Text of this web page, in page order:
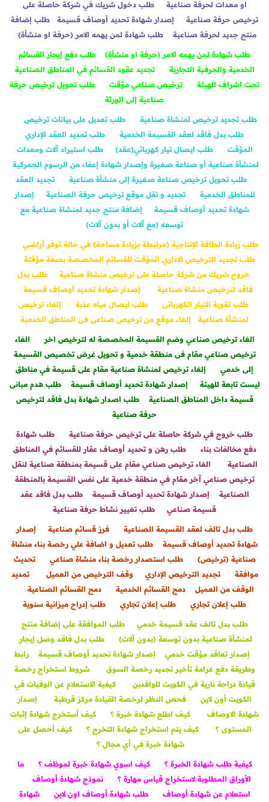
او معدات لحرفة صناعية
طلب دخول شريك في شركة حاصلة على
ترخيص حرفة صناعية
إصدار شهادة تحديد أوصاف قسيمة
طلب إضافة
منتج جديد لحرفة صناعية
طلب شهادة لمن يهمه الامر (حرفة او منشأة)
طلب شهادة لمن يهمه الامر (حرفة او منشأة)
طلب دفع إيجار القسائم
الخدمية والحرفية التجارية
تجديد عقود القسائم في المناطق الصناعية
تحت اشراف الهيئة
ترخيص صناعي مؤقت
طلب تحويل ترخيص حرفة
صناعية إلى الورثة
طلب تجديد ترخيص لمنشاة صناعية
طلب تعديل على بيانات ترخيص
طلب بدل فاقد لعقد القسيمة الخدمية
طلب تمديد العقد الإداري
المؤقت
طلب ايصال تيار كهربائي(عقد)
طلب استيراد آلات ومعدات
لمنشأة صناعية أو صناعة صغيرة وإصدار شهادة إعفاء من الرسوم الجمركية
طلب تحويل ترخيص صناعة صغيرة إلى منشأة صناعية
تجديد العقد
للمناطق الخدمية
تجديد و نقل موقع ترخيص حرفة الصناعية
إصدار
شهادة تحديد أوصاف قسيمة
إضافة منتج جديد لمنشاة صناعية مع
توسعه (مع آلات أو بدون آلات)
طلب زيادة الطاقة الإنتاجية (مرتبطة بزيادة مساحة) في حالة توفر أراضي
طلب تجديد الترخيص الاداري المؤقت للقسائم المخصصة بصفة مؤقتة
خروج شريك من شركة حاصلة على ترخيص منشاة صناعية
طلب بدل
فاقد لترخيص منشاة صناعية
إصدار شهادة تحديد أوصاف قسيمة
طلب تقوية التيار الكهربائى
طلب ايصال مياه عذبة
إلغاء ترخيص
لمنشأة صناعية
إلغاء موقع من ترخيص صناعى فى المناطق الخدمية
الغاء ترخيص صناعي وضم القسيمة المخصصة له لترخيص اخر
الغاء
ترخيص صناعي مقام فى منطقة خدمية و تحويل غرض تخصيص القسيمة
إلى خدمي
إلغاء ترخيص لمنشاة صناعية مقام على قسيمة في مناطق
ليست تابعة للهيئة
إصدار شهادة تحديد أوصاف قسيمة
طلب هدم مبانى
قسيمة داخل المناطق الصناعية
طلب اصدار شهادة بدل فاقد لترخيص
حرفة صناعية
طلب خروج في شركة حاصلة على ترخيص حرفة صناعية
طلب شهادة
دفع مخالفات بناء
طلب رهن و تحديد أوصاف عقار للقسائم في المناطق
الصناعية
الغاء ترخيص صناعي مقام على قسيمة بمنطقة صناعية لنقل
ترخيص صناعي آخر مقام في منطقة خدمية على نفس القسيمة بالمنطقة
الصناعية
إصدار شهادة تحديد أوصاف قسيمة
طلب بدل فاقد عقد
قسيمة صناعي
طلب تغيير نشاط حرفة صناعية
طلب بدل تالف لعقد القسيمة الصناعية فرز قسائم صناعية
إصدار
شهادة تحديد أوصاف قسيمة
طلب تعديل و اضافة علي رخصة بناء منشاة
صناعية (ترخيص)
طلب استصدار رخصة بناء منشاة صناعي
تحديث
موافقة
تجديد الترخيص الإداري وقف الترخيص من العميل
تمديد
الوقف من العميل
دمج القسائم الخدمية
دمج القسائم الصناعية
طلب إعلان تجاري
طلب إعلان تجاري طلب إدراج ميزانية سنوية
طلببدل تالف عقد قسيمة خدمي
طلب الموافقة على إضافة منتج
لمنشأة صناعية بدون توسعة (بدون آلات)
طلب بدل فاقد وصل إيجار
إصدار تعاقد مؤقت خدمي
إصدار شهادة تحديد أوصاف قسيمة
رابط
وطريقة دفع غرامة تأخير تجديد رخصة السوق
شروط استخراج رخصة
قيادة دراجة نارية في الكويت للوافدين
كيفية الاستعلام عن الوفيات في
الكويت أون لاين
فحص النظر لرخصة القيادة مركز قرطبة
إصدار
شهادة الاوصاف
كيف اطلع شهادة خبرة ؟
كيف أستخرج شهادة إثبات
المستوى ؟
كيف يتم استخراج شهادة التخرج ؟
كيف أحصل على
شهادة خبرة في أي مجال ؟
كيفية طلب شهادة الخبرة ؟ كيف اسوي شهادة خبرة لموظف ؟
ما
الأوراق المطلوبة لاستخراج قياس مهارة ؟
نموذج شهادة أوصاف
استعلام عن شهادة أوصاف
طلب شهادة أوصاف اون لاين
شهادة